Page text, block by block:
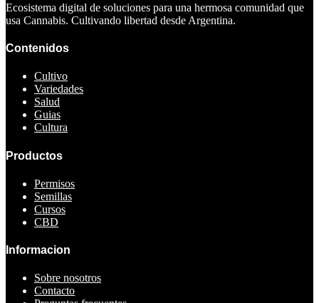
Ecosistema digital de soluciones para una hermosa comunidad que
usa Cannabis. Cultivando libertad desde Argentina.
Contenidos
Cultivo
Variedades
Salud
Guias
Cultura
Productos
Permisos
Semillas
Cursos
CBD
Informacion
Sobre nosotros
Contacto